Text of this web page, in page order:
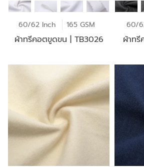
60/62 Inch 165 GSM
ผ้าทรีคอตขูดขน | TB3026
60/
ผ้าทรี